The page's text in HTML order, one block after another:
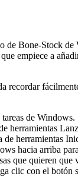
Bone-Stock
empiece a
recordar
de Windows.
herramientas
herramientas
hacia arriba
que quieren
clic con el